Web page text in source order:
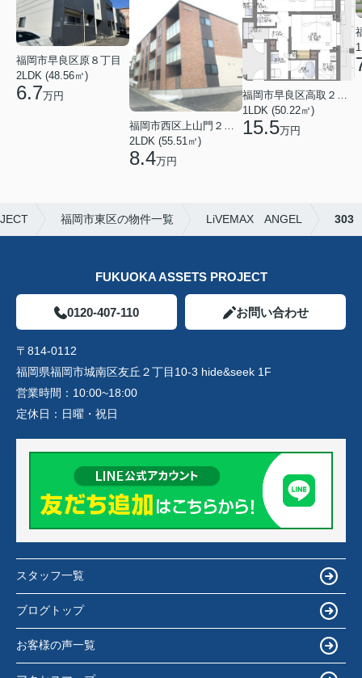
福岡市早良区原８丁目
2LDK (48.56㎡)
6.7万円
福岡市西区上山門２丁目
2LDK (55.51㎡)
8.4万円
福岡市早良区高取２丁目
1LDK (50.22㎡)
15.5万円
福岡市東区の物件一覧 LiVEMAX ANGEL 303
FUKUOKA ASSETS PROJECT
0120-407-110 お問い合わせ
〒814-0112
福岡県福岡市城南区友丘２丁目10-3 hide&seek 1F
営業時間： 10:00~18:00
定休日： 日曜・祝日
スタッフ一覧
ブログトップ
お客様の声一覧